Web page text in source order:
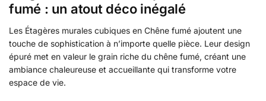
fumé : un atout déco inégalé
Les Étagères murales cubiques en Chêne fumé ajoutent une
touche de sophistication à n’importe quelle pièce. Leur design
épuré met en valeur le grain riche du chêne fumé, créant une
ambiance chaleureuse et accueillante qui transforme votre
espace de vie.